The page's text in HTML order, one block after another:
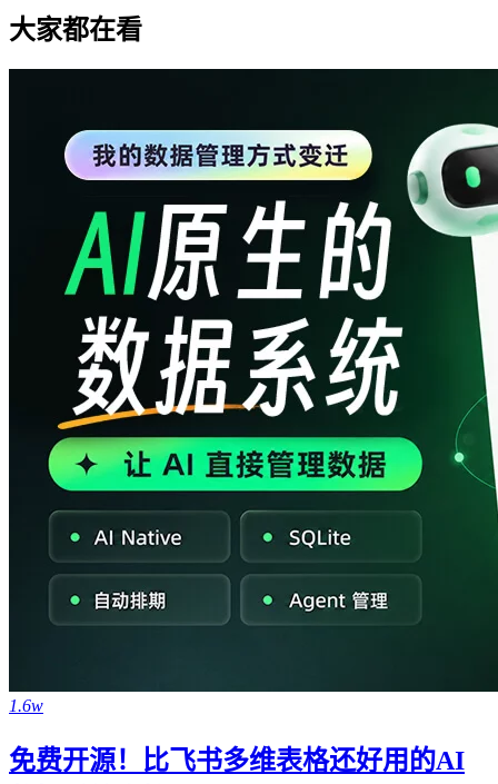
大家都在看
1.6w
免费开源！比飞书多维表格还好用的AI